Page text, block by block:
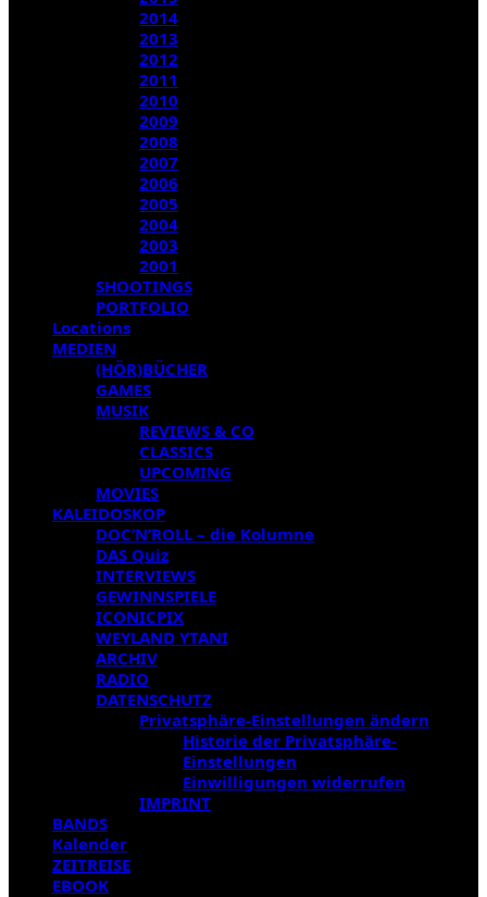
2014
2013
2012
2011
2010
2009
2008
2007
2006
2005
2004
2003
2001
SHOOTINGS
PORTFOLIO
Locations
MEDIEN
(HÖR)BÜCHER
GAMES
MUSIK
REVIEWS & CO
CLASSICS
UPCOMING
MOVIES
KALEIDOSKOP
DOC’N’ROLL – die Kolumne
DAS Quiz
INTERVIEWS
GEWINNSPIELE
ICONICPIX
WEYLAND YTANI
ARCHIV
RADIO
DATENSCHUTZ
Privatsphäre-Einstellungen ändern
Historie der Privatsphäre-
Einstellungen
Einwilligungen widerrufen
IMPRINT
BANDS
Kalender
ZEITREISE
EBOOK